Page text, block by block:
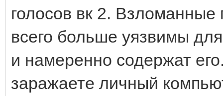
голосов вк 2.
всего больше уязвимы
и намеренно содержат
заражаете личный